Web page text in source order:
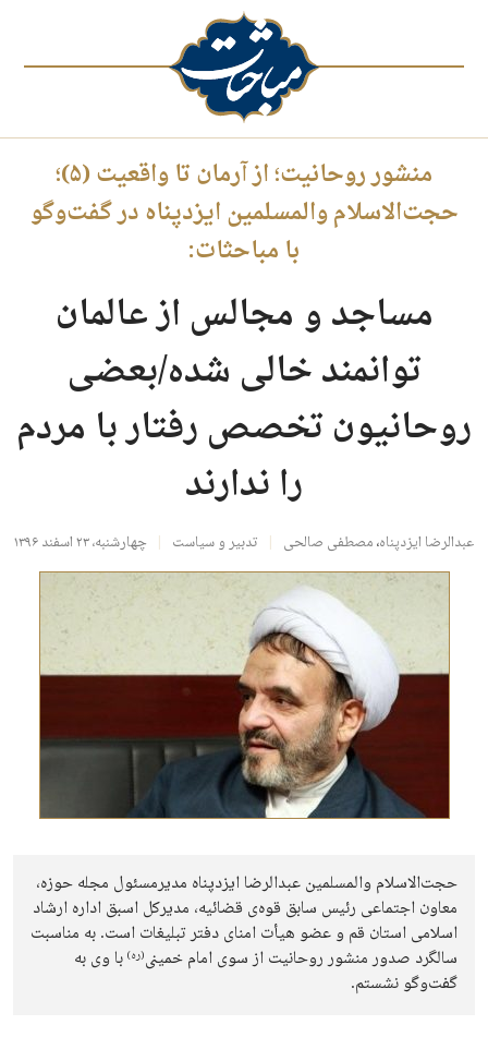
منشور روحانیت؛ از آرمان تا واقعیت (۵)؛
حجت‌الاسلام والمسلمین ایزدپناه در گفت‌وگو
با مباحثات:
مساجد و مجالس از عالمان
توانمند خالی شده/بعضی
روحانیون تخصص رفتار با مردم
را ندارند
عبدالرضا ایزدپناه،مصطفی صالحی تدبیر و سیاست چهارشنبه، ۲۳ اسفند ۱۳۹۶
حجت‌الاسلام والمسلمین عبدالرضا ایزدپناه مدیرمسئول مجله حوزه،
معاون اجتماعی رئیس سابق قوه‌ی قضائیه، مدیرکل اسبق اداره ارشاد
اسلامی استان قم و عضو هیأت امنای دفتر تبلیغات است. به مناسبت
سالگرد صدور منشور روحانیت از سوی امام خمینی(ره) با وی به
گفت‌وگو نشستم.